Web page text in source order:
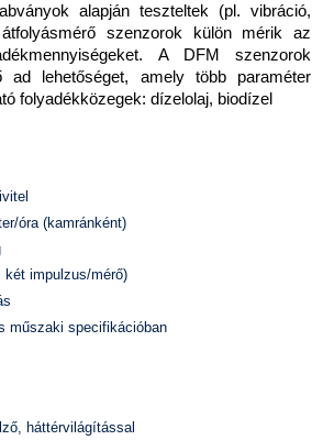
alapján teszteltek (pl. vibráció,
szenzorok külön mérik az
A DFM szenzorok
ad lehetőséget, amely több paraméter
folyadékközegek: dízelolaj, biodízel
óra (kamránként)
két impulzus/mérő)
műszaki specifikációban
háttérvilágítással